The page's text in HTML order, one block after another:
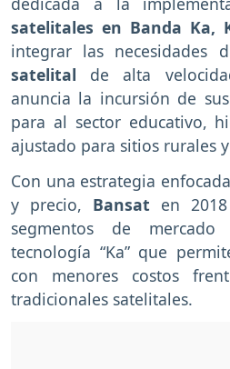
satelitales en Banda Ka,
integrar las necesidades
satelital de alta
anuncia la incursión de
para al sector educativo,
ajustado para sitios rurales
Con una estrategia
y precio, Bansat en
segmentos de
tecnología “Ka” que
con menores costos
tradicionales satelitales.